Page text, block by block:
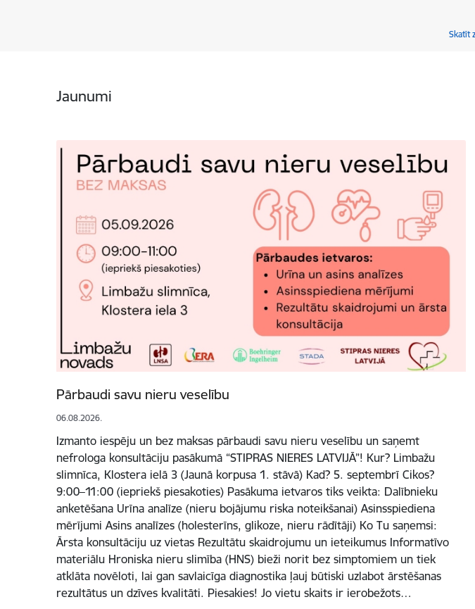
Skatīt
Jaunumi
Pārbaudi savu nieru veselību
06.08.2026.
Izmanto iespēju un bez maksas pārbaudi savu nieru veselību un saņemt
nefrologa konsultāciju pasākumā “STIPRAS NIERES LATVIJĀ”! Kur? Limbažu
slimnīca, Klostera ielā 3 (Jaunā korpusa 1. stāvā) Kad? 5. septembrī Cikos?
9:00–11:00 (iepriekš piesakoties) Pasākuma ietvaros tiks veikta: Dalībnieku
anketēšana Urīna analīze (nieru bojājumu riska noteikšanai) Asinsspiediena
mērījumi Asins analīzes (holesterīns, glikoze, nieru rādītāji) Ko Tu saņemsi:
Ārsta konsultāciju uz vietas Rezultātu skaidrojumu un ieteikumus Informatīvo
materiālu Hroniska nieru slimība (HNS) bieži norit bez simptomiem un tiek
atklāta novēloti, lai gan savlaicīga diagnostika ļauj būtiski uzlabot ārstēšanas
rezultātus un dzīves kvalitāti. Piesakies! Jo vietu skaits ir ierobežots…